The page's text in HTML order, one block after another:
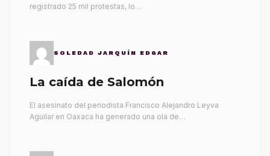
registrado 25 mil protestas, lo…
SOLEDAD JARQUÍN EDGAR
La caída de Salomón
El asesinato del periodista Francisco Alejandro Leyva
Aguilar en Oaxaca ha generado una ola de…